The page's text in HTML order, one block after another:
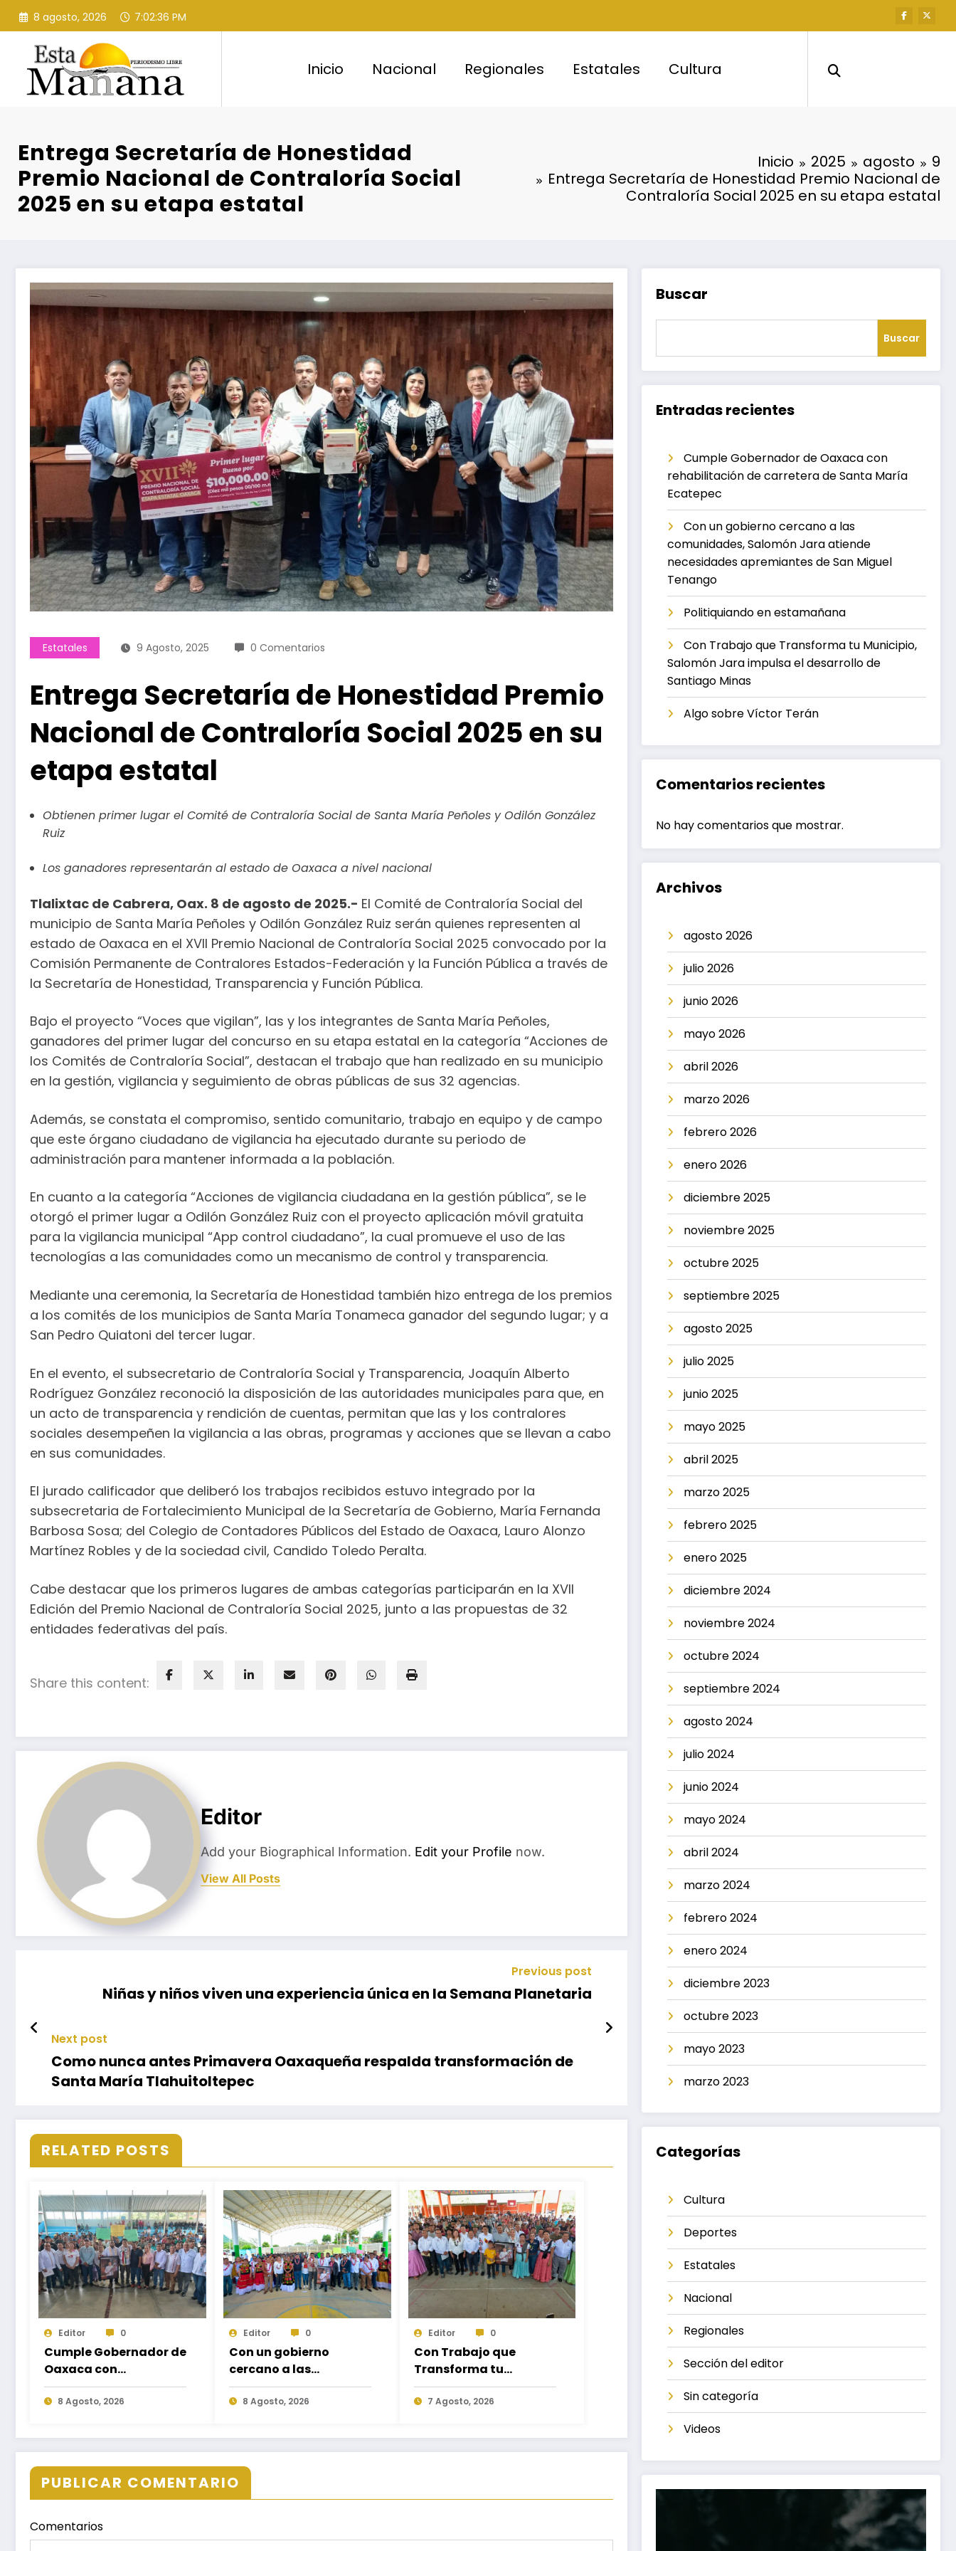
Saltar
contenido
8 agosto, 2026 7:02:37 PM
Inicio Nacional Regionales Estatales Cultura
Entrega Secretaría de Honestidad
Premio Nacional de Contraloría Social
2025 en su etapa estatal
Inicio 2025 agosto
9
Entrega Secretaría de Honestidad Premio Nacional de
Contraloría Social 2025 en su etapa estatal
Estatales 9 Agosto, 2025 0 Comentarios
Entrega Secretaría de Honestidad Premio
Nacional de Contraloría Social 2025 en su
etapa estatal
Obtienen primer lugar el Comité de Contraloría Social de Santa María Peñoles y Odilón González
Ruiz
Los ganadores representarán al estado de Oaxaca a nivel nacional
Tlalixtac de Cabrera, Oax. 8 de agosto de 2025.- El Comité de Contraloría Social del
municipio de Santa María Peñoles y Odilón González Ruiz serán quienes representen al
estado de Oaxaca en el XVII Premio Nacional de Contraloría Social 2025 convocado por la
Comisión Permanente de Contralores Estados-Federación y la Función Pública a través de
la Secretaría de Honestidad, Transparencia y Función Pública.
Bajo el proyecto “Voces que vigilan”, las y los integrantes de Santa María Peñoles,
ganadores del primer lugar del concurso en su etapa estatal en la categoría “Acciones de
los Comités de Contraloría Social”, destacan el trabajo que han realizado en su municipio
en la gestión, vigilancia y seguimiento de obras públicas de sus 32 agencias.
Además, se constata el compromiso, sentido comunitario, trabajo en equipo y de campo
que este órgano ciudadano de vigilancia ha ejecutado durante su periodo de
administración para mantener informada a la población.
En cuanto a la categoría “Acciones de vigilancia ciudadana en la gestión pública”, se le
otorgó el primer lugar a Odilón González Ruiz con el proyecto aplicación móvil gratuita
para la vigilancia municipal “App control ciudadano”, la cual promueve el uso de las
tecnologías a las comunidades como un mecanismo de control y transparencia.
Mediante una ceremonia, la Secretaría de Honestidad también hizo entrega de los premios
a los comités de los municipios de Santa María Tonameca ganador del segundo lugar; y a
San Pedro Quiatoni del tercer lugar.
En el evento, el subsecretario de Contraloría Social y Transparencia, Joaquín Alberto
Rodríguez González reconoció la disposición de las autoridades municipales para que, en
un acto de transparencia y rendición de cuentas, permitan que las y los contralores
sociales desempeñen la vigilancia a las obras, programas y acciones que se llevan a cabo
en sus comunidades.
El jurado calificador que deliberó los trabajos recibidos estuvo integrado por la
subsecretaria de Fortalecimiento Municipal de la Secretaría de Gobierno, María Fernanda
Barbosa Sosa; del Colegio de Contadores Públicos del Estado de Oaxaca, Lauro Alonzo
Martínez Robles y de la sociedad civil, Candido Toledo Peralta.
Cabe destacar que los primeros lugares de ambas categorías participarán en la XVII
Edición del Premio Nacional de Contraloría Social 2025, junto a las propuestas de 32
entidades federativas del país.
Share this content:
Editor
Add your Biographical Information. Edit your Profile now.
View All Posts
Previous post
Niñas y niños viven una experiencia única en la Semana Planetaria
Next post
Como nunca antes Primavera Oaxaqueña respalda transformación de
Santa María Tlahuitoltepec
RELATED POSTS
Editor 0
Cumple Gobernador de
Oaxaca con
rehabilitación de
carretera de Santa
8 Agosto, 2026
Editor 0
Con un gobierno
cercano a las
comunidades,
Salomón Jara atiende
apremiantes de San
Miguel Tenango
8 Agosto, 2026
Editor 0
Con Trabajo que
Transforma tu
Municipio, Salomón
Jara impulsa el
Minas
7 Agosto, 2026
PUBLICAR COMENTARIO
Comentarios
Buscar
Buscar
Entradas recientes
Cumple Gobernador de Oaxaca con
rehabilitación de carretera de Santa María
Ecatepec
Con un gobierno cercano a las
comunidades, Salomón Jara atiende
necesidades apremiantes de San Miguel
Tenango
Politiquiando en estamañana
Con Trabajo que Transforma tu Municipio,
Salomón Jara impulsa el desarrollo de
Santiago Minas
Algo sobre Víctor Terán
Comentarios recientes
No hay comentarios que mostrar.
Archivos
agosto 2026
julio 2026
junio 2026
mayo 2026
abril 2026
marzo 2026
febrero 2026
enero 2026
diciembre 2025
noviembre 2025
octubre 2025
septiembre 2025
agosto 2025
julio 2025
junio 2025
mayo 2025
abril 2025
marzo 2025
febrero 2025
enero 2025
diciembre 2024
noviembre 2024
octubre 2024
septiembre 2024
agosto 2024
julio 2024
junio 2024
mayo 2024
abril 2024
marzo 2024
febrero 2024
enero 2024
diciembre 2023
octubre 2023
mayo 2023
marzo 2023
Categorías
Cultura
Deportes
Estatales
Nacional
Regionales
Sección del editor
Sin categoría
Videos